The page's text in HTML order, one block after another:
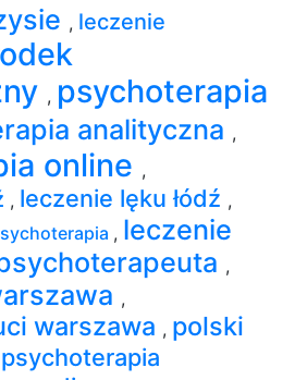
, leczenie
, psychoterapia
analityczna ,
online ,
, leczenie lęku łódź ,
, leczenie
,
,
warszawa , polski
psychoterapia